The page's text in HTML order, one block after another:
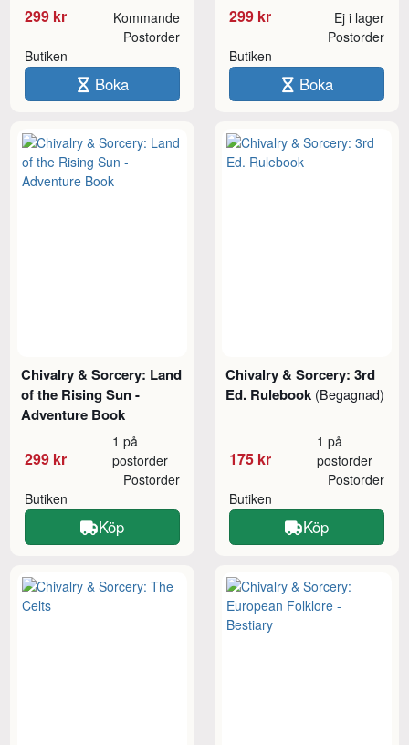
299 kr Kommande
Butiken
Postorder
Boka
299 kr Ej i lager
Butiken
Postorder
Boka
Chivalry & Sorcery: Land
of the Rising Sun -
Adventure Book
299 kr
1 på
postorder
Butiken
Postorder
Köp
Chivalry & Sorcery: 3rd
Ed. Rulebook (Begagnad)
175 kr
1 på
postorder
Butiken
Postorder
Köp